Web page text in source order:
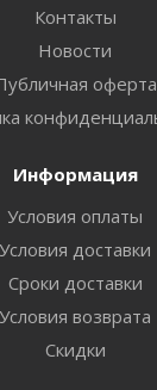
Контакты
Новости
оферта
Информация
Условия оплаты
Условия доставки
Сроки доставки
Условия возврата
Скидки